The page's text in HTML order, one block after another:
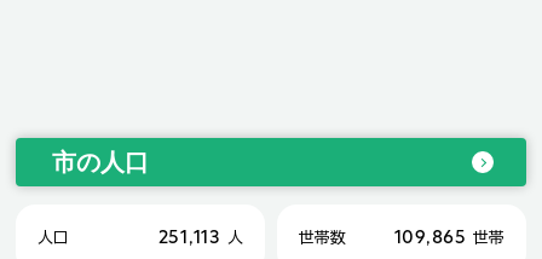
市の人口
人口 251,113 人 世帯数 109,865 世帯